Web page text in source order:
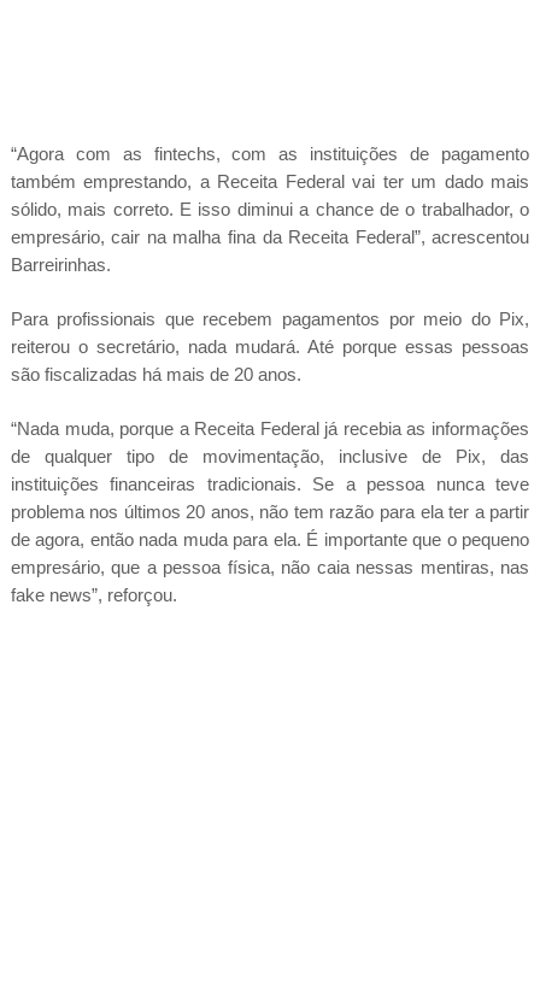
“Agora com as fintechs, com as instituições de pagamento
também emprestando, a Receita Federal vai ter um dado mais
sólido, mais correto. E isso diminui a chance de o trabalhador, o
empresário, cair na malha fina da Receita Federal”, acrescentou
Barreirinhas.
Para profissionais que recebem pagamentos por meio do Pix,
reiterou o secretário, nada mudará. Até porque essas pessoas
são fiscalizadas há mais de 20 anos.
“Nada muda, porque a Receita Federal já recebia as informações
de qualquer tipo de movimentação, inclusive de Pix, das
instituições financeiras tradicionais. Se a pessoa nunca teve
problema nos últimos 20 anos, não tem razão para ela ter a partir
de agora, então nada muda para ela. É importante que o pequeno
empresário, que a pessoa física, não caia nessas mentiras, nas
fake news”, reforçou.